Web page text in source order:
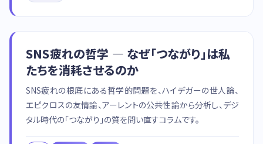
SNS疲れの哲学 — なぜ「つながり」は私
たちを消耗させるのか
SNS疲れの根底にある哲学的問題を、ハイデガーの世人論、
エピクロスの友情論、アーレントの公共性論から分析し、デジ
タル時代の「つながり」の質を問い直すコラムです。